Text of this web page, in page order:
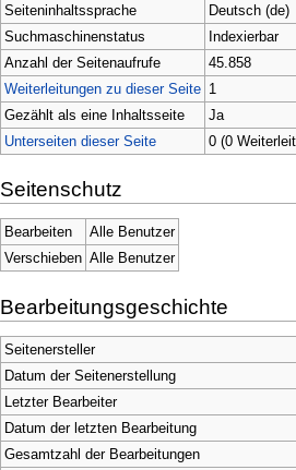
Seiteninhaltssprache
Deutsch (de)
Suchmaschinenstatus
Indexierbar
Anzahl der Seitenaufrufe
45.858
Weiterleitungen zu dieser Seite 1
Gezählt als eine Inhaltsseite
Ja
Unterseiten dieser Seite
0 (0
Seitenschutz
Bearbeiten
Alle Benutzer
Verschieben Alle Benutzer
Bearbeitungsgeschichte
Seitenersteller
Datum der Seitenerstellung
Letzter Bearbeiter
Datum der letzten Bearbeitung
Gesamtzahl der Bearbeitungen